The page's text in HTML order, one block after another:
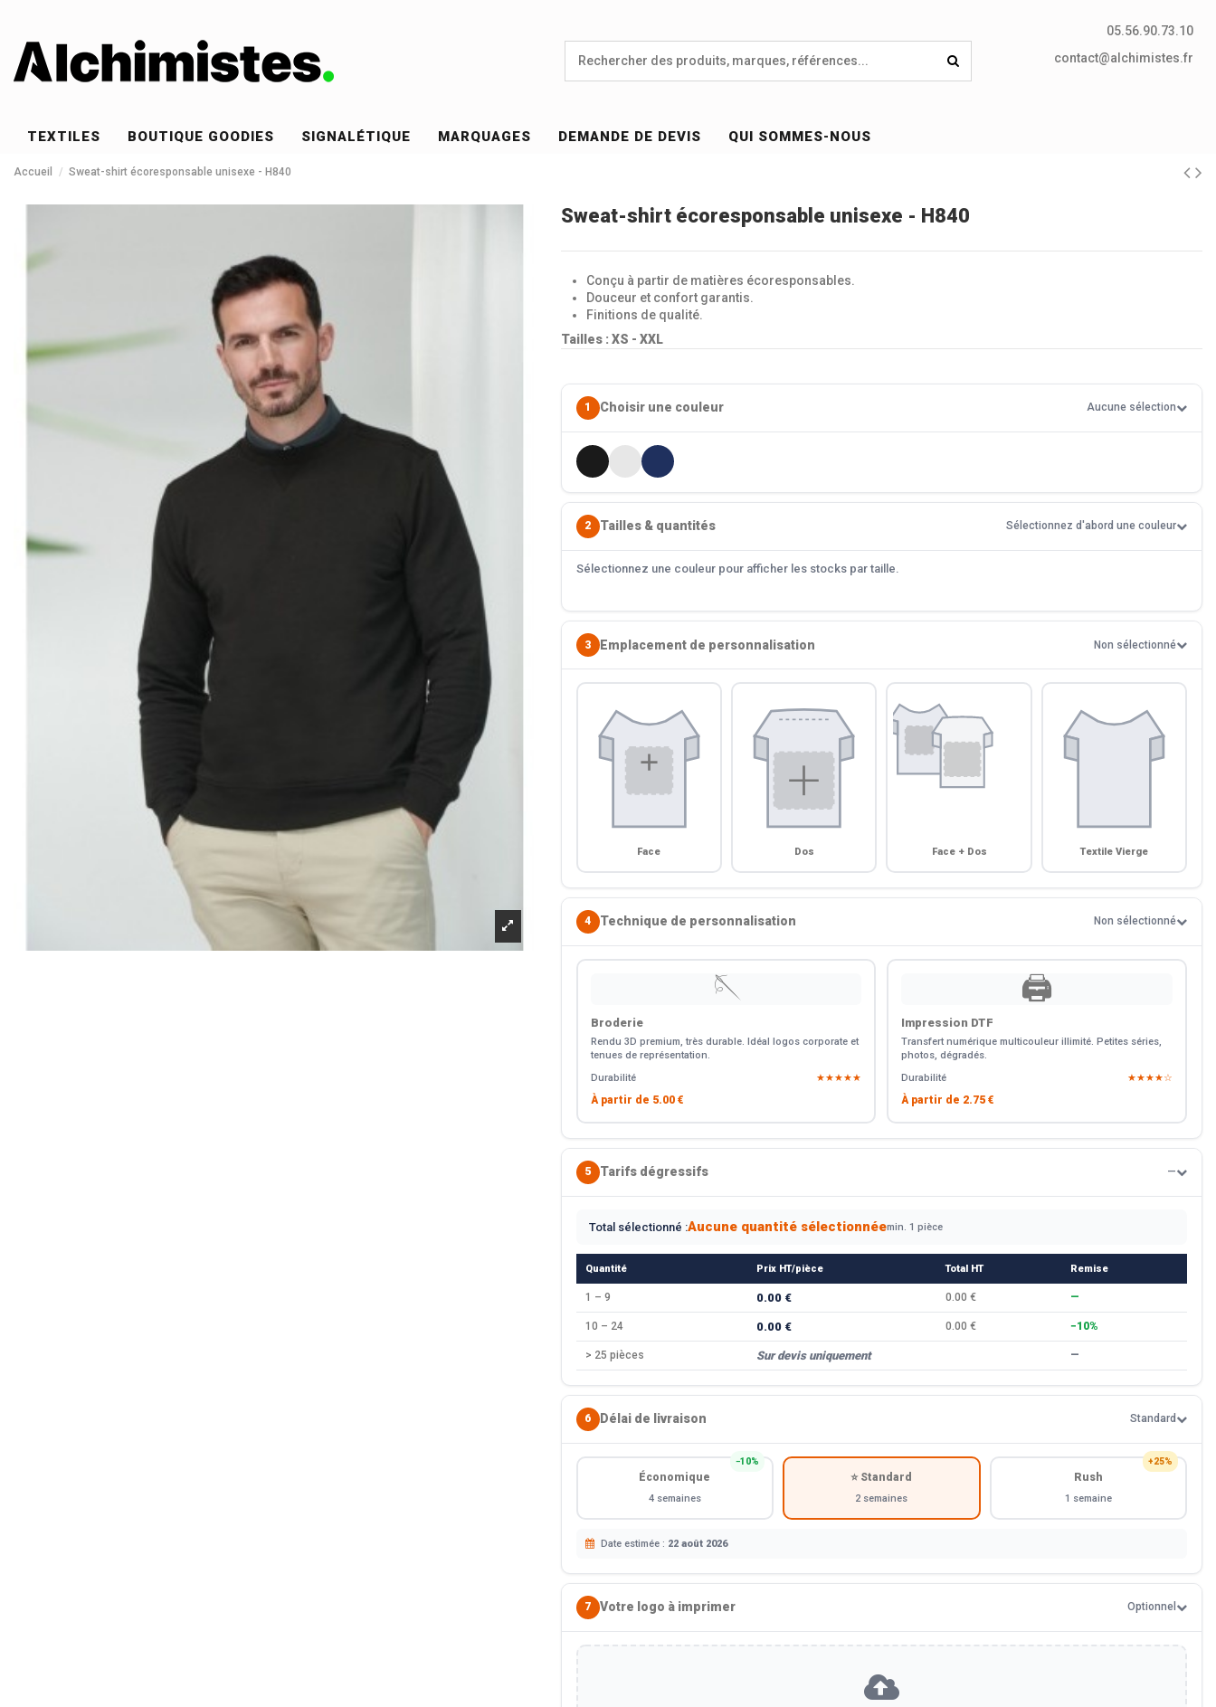
05.56.90.73.10
contact@alchimistes.fr
TEXTILES BOUTIQUE GOODIES SIGNALÉTIQUE MARQUAGES DEMANDE DE DEVIS QUI SOMMES-NOUS
Accueil Sweat-shirt écoresponsable unisexe - H840
Sweat-shirt écoresponsable unisexe - H840
Conçu à partir de matières écoresponsables.
Douceur et confort garantis.
Finitions de qualité.
Tailles : XS - XXL
1 Choisir une couleur Aucune sélection
2 Tailles & quantités Sélectionnez d'abord une couleur
Sélectionnez une couleur pour afficher les stocks par taille.
3 Emplacement de personnalisation Non sélectionné
Face Dos Face + Dos Textile Vierge
4 Technique de personnalisation Non sélectionné
🪡
Broderie
Rendu 3D premium, très durable. Idéal logos corporate et
tenues de représentation.
Durabilité
★★★★★
À partir de 5.00 €
🖨️
Impression DTF
Transfert numérique multicouleur illimité. Petites séries,
photos, dégradés.
Durabilité
★★★★☆
À partir de 2.75 €
5 Tarifs dégressifs —
Total sélectionné :Aucune quantité sélectionnéemin. 1 pièce
Quantité Prix HT/pièce Total HT Remise
1 – 9 0.00 € 0.00 € —
10 – 24 0.00 € 0.00 € −10%
> 25 pièces Sur devis uniquement —
6 Délai de livraison Standard
−10%
Économique
4 semaines
⭐ Standard
2 semaines
+25%
Rush
1 semaine
Date estimée : 22 août 2026
7 Votre logo à imprimer Optionnel